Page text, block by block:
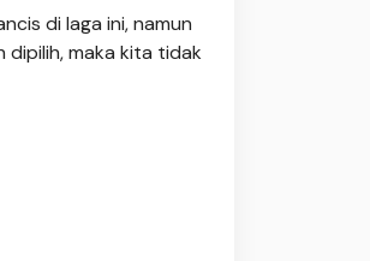
di laga ini, namun
dipilih, maka kita tidak